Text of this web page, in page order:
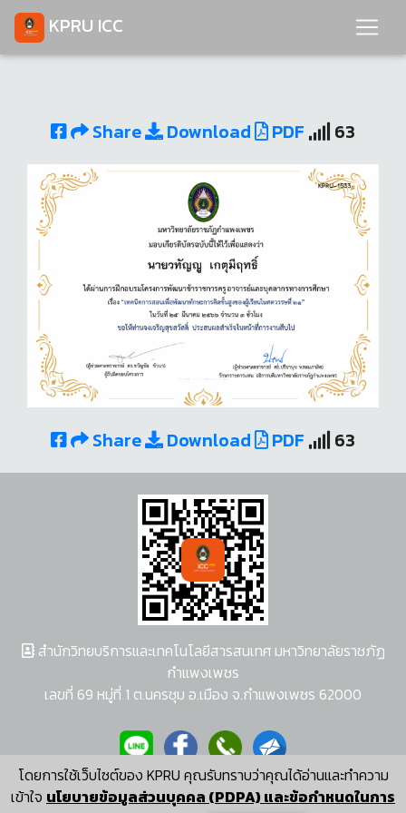
KPRU ICC
Share Download PDF 63
Share Download PDF 63
โดยการใช้เว็บไซต์ของ KPRU คุณรับทราบว่าคุณได้อ่านและทำความ
เข้าใจ นโยบายข้อมูลส่วนบุคคล (PDPA) และข้อกำหนดในการ
สำนักวิทยบริการและเทคโนโลยีสารสนเทศ มหาวิทยาลัยราชภัฏ
กำแพงเพชร
เลขที่ 69 หมู่ที่ 1 ต.นครชุม อ.เมือง จ.กำแพงเพชร 62000
ผู้พัฒนาระบบ อนุชา พวงผกา